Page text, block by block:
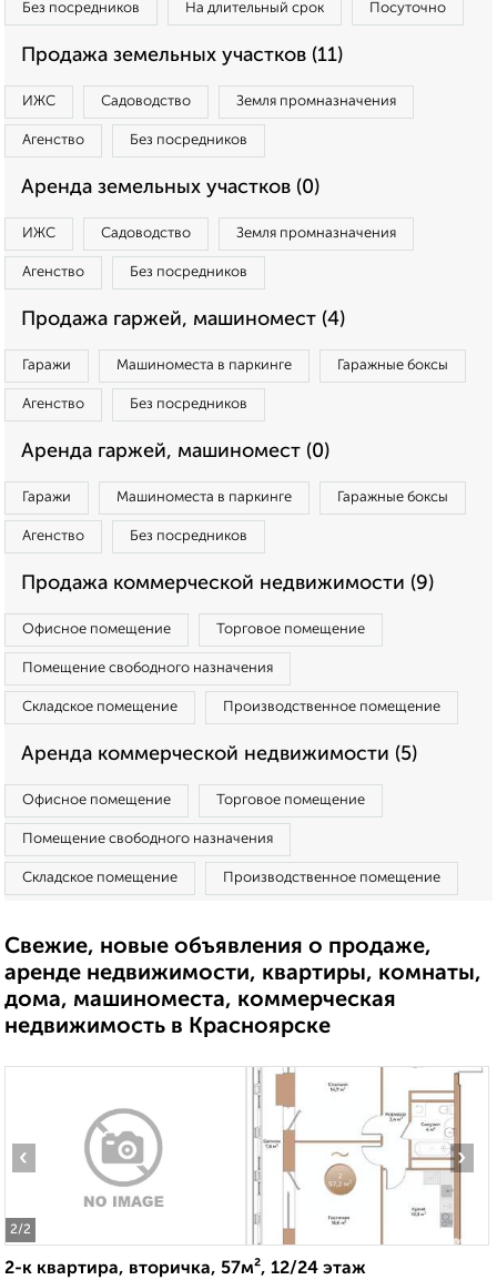
Без посредников На длительный срок Посуточно
Продажа земельных участков (11)
ИЖС Садоводство Земля промназначения
Агенство Без посредников
Аренда земельных участков (0)
ИЖС Садоводство Земля промназначения
Агенство Без посредников
Продажа гаржей, машиномест (4)
Гаражи Машиноместа в паркинге Гаражные боксы
Агенство Без посредников
Аренда гаржей, машиномест (0)
Гаражи Машиноместа в паркинге Гаражные боксы
Агенство Без посредников
Продажа коммерческой недвижимости (9)
Офисное помещение Торговое помещение
Помещение свободного назначения
Складское помещение Производственное помещение
Аренда коммерческой недвижимости (5)
Офисное помещение Торговое помещение
Помещение свободного назначения
Складское помещение Производственное помещение
Свежие, новые объявления о продаже,
аренде недвижимости, квартиры, комнаты,
дома, машиноместа, коммерческая
недвижимость в Красноярске
2/2
‹ ›
2-к квартира, вторичка, 57м², 12/24 этаж